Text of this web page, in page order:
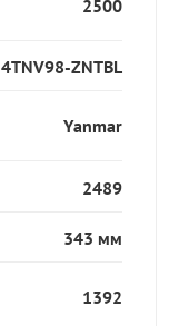
2500
4TNV98-ZNTBL
Yanmar
2489
343 мм
1392